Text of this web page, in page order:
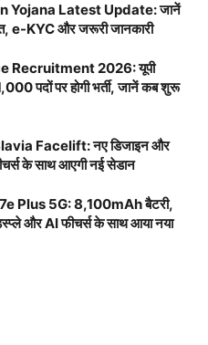
Yojana Latest Update: जानें
e-KYC और जरूरी जानकारी
Recruitment 2026: यूपी
पदों पर होगी भर्ती, जानें कब शुरू
Facelift: नए डिजाइन और
के साथ आएगी नई सेडान
Plus 5G: 8,100mAh बैटरी,
और AI फीचर्स के साथ आया नया